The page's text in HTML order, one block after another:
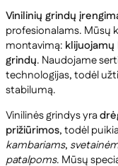
Vinilinių grindų
profesionalams. Mūsų
montavimą: klijuojamų
grindų. Naudojame
technologijas, todėl
stabilumą.
Vinilinės grindys yra
prižiūrimos, todėl
kambariams,
patalpoms. Mūsų